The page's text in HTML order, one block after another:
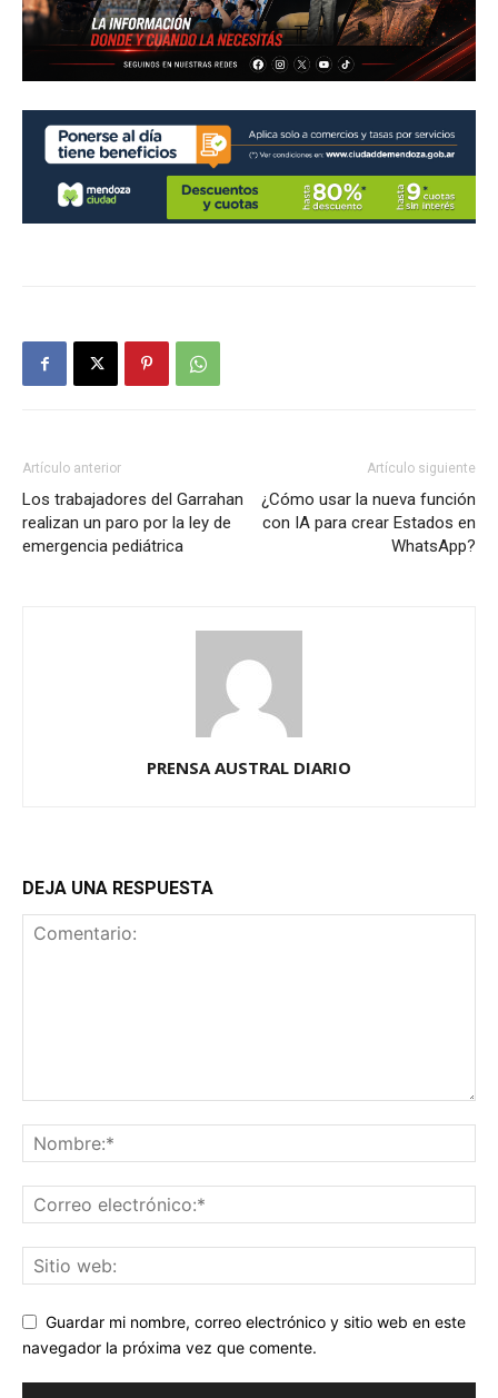
Artículo anterior
Los trabajadores del Garrahan
realizan un paro por la ley de
emergencia pediátrica
Artículo siguiente
¿Cómo usar la nueva función
con IA para crear Estados en
WhatsApp?
PRENSA AUSTRAL DIARIO
DEJA UNA RESPUESTA
Guardar mi nombre, correo electrónico y sitio web en este
navegador la próxima vez que comente.